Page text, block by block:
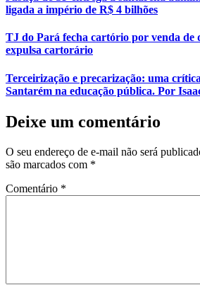
ligada a império de R$ 4 bilhões
TJ do Pará fecha cartório por venda de
expulsa cartorário
Terceirização e precarização: uma
Santarém na educação pública. Por
Deixe um comentário
O seu endereço de e-mail não será
são marcados com *
Comentário *